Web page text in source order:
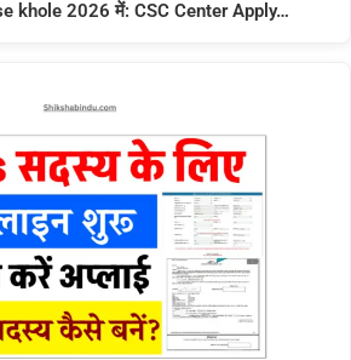
khole 2026 में: CSC Center Apply…